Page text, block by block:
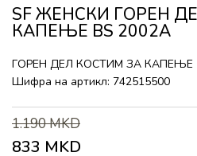
SF ЖЕНСКИ ГОРEН
КАПЕЊЕ BS 2002A
ГОРEН ДЕЛ КОСТИМ ЗА КАПЕЊЕ
Шифра на артикл: 742515500
1.190MKD
833 MKD